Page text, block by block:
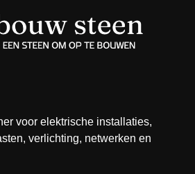
voor elektrische installaties,
verlichting, netwerken en